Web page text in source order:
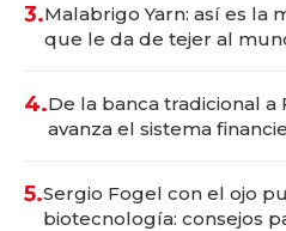
3.Malabrigo Yarn: así es la
que le da de tejer al
4.De la banca tradicional a
avanza el sistema
5.Sergio Fogel con el ojo
biotecnología: consejos